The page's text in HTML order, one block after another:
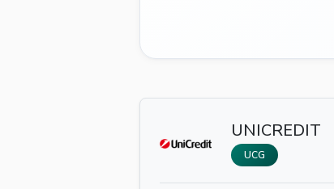
UNICREDIT
UCG